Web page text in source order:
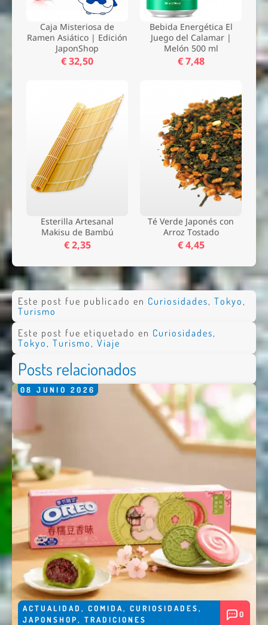
Caja Misteriosa de
Ramen Asiático | Edición
JaponShop
€ 32,50
Bebida Energética El
Juego del Calamar |
Melón 500 ml
€ 7,48
Esterilla Artesanal
Makisu de Bambú
€ 2,35
Té Verde Japonés con
Arroz Tostado
€ 4,45
Este post fue publicado en Curiosidades, Tokyo ,
Turismo
Este post fue etiquetado en Curiosidades,
Tokyo , Turismo , Viaje
Posts relacionados
08 JUNIO 2026
ACTUALIDAD , COMIDA, CURIOSIDADES,
JAPONSHOP, TRADICIONES
0